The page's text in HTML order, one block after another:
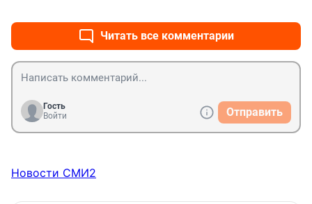
Читать все комментарии
Гость
Войти
Отправить
Новости СМИ2